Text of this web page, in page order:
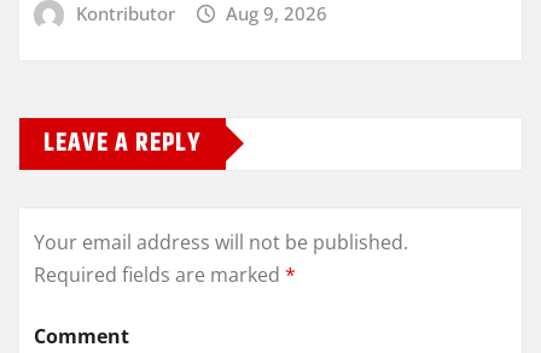
Kontributor Aug 9, 2026
LEAVE A REPLY
Your email address will not be published.
Required fields are marked *
Comment